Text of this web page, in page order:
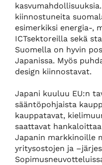
kiinnostuneita
esimerkiksi energia-,
ICTsektoreilla sekä
Suomella on hyvin
Japanissa. Myös
design kiinnostavat.
Japani kuuluu EU:n
sääntöpohjaista
kauppatavat,
saattavat
Japanin markkinoille
yritysostojen ja